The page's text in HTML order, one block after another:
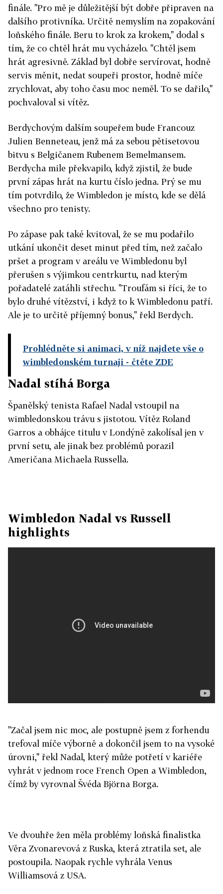
finále. "Pro mě je důležitější být dobře připraven na
dalšího protivníka. Určitě nemyslím na zopakování
loňského finále. Beru to krok za krokem," dodal s
tím, že co chtěl hrát mu vycházelo. "Chtěl jsem
hrát agresivně. Základ byl dobře servírovat, hodně
servis měnit, nedat soupeři prostor, hodně míče
zrychlovat, aby toho času moc neměl. To se dařilo,"
pochvaloval si vítěz.
Berdychovým dalším soupeřem bude Francouz
Julien Benneteau, jenž má za sebou pětisetovou
bitvu s Belgičanem Rubenem Bemelmansem.
Berdycha mile překvapilo, když zjistil, že bude
první zápas hrát na kurtu číslo jedna. Prý se mu
tím potvrdilo, že Wimbledon je místo, kde se dělá
všechno pro tenisty.
Po zápase pak také kvitoval, že se mu podařilo
utkání ukončit deset minut před tím, než začalo
pršet a program v areálu ve Wimbledonu byl
přerušen s výjimkou centrkurtu, nad kterým
pořadatelé zatáhli střechu. "Troufám si říci, že to
bylo druhé vítězství, i když to k Wimbledonu patří.
Ale je to určitě příjemný bonus," řekl Berdych.
Prohlédněte si animaci, v níž najdete vše o
wimbledonském turnaji - čtěte ZDE
Nadal stíhá Borga
Španělský tenista Rafael Nadal vstoupil na
wimbledonskou trávu s jistotou. Vítěz Roland
Garros a obhájce titulu v Londýně zakolísal jen v
první setu, ale jinak bez problémů porazil
Američana Michaela Russella.
Wimbledon Nadal vs Russell
highlights
"Začal jsem nic moc, ale postupně jsem z forhendu
trefoval míče výborně a dokončil jsem to na vysoké
úrovni," řekl Nadal, který může potřetí v kariéře
vyhrát v jednom roce French Open a Wimbledon,
čímž by vyrovnal Švéda Björna Borga.
Ve dvouhře žen měla problémy loňská finalistka
Věra Zvonarevová z Ruska, která ztratila set, ale
postoupila. Naopak rychle vyhrála Venus
Williamsová z USA.